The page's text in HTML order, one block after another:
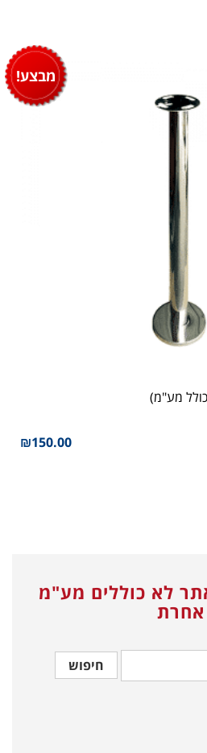
מבצע!
המחיר ₪150.00
לא כוללים מע"מ
אחרת
חיפוש